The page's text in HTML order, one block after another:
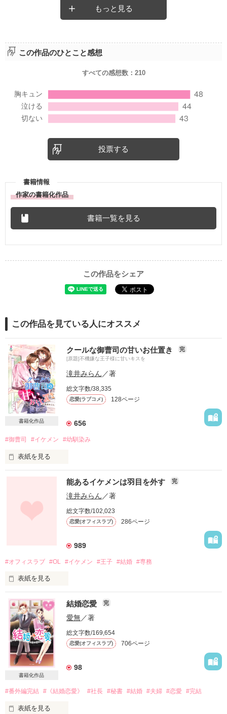
もっと見る
この作品のひとこと感想
すべての感想数： 210
投票する
書籍情報
作家の書籍化作品
書籍一覧を見る
この作品をシェア
この作品を見ている人にオススメ
書籍化作品
クールな御曹司の甘いお仕置き 完
[原題]不機嫌な王子様に甘いキスを
滝井みらん ／著
総文字数/38,335
恋愛(ラブコメ) 128ページ
656
#御曹司 #イケメン #幼馴染み
表紙を見る
皆様の応援のおかげです(^ ^)
※こちらは加筆修正前の原稿になります。
私と優君は母親同士が親友で、家が隣同士で、
兄妹のように一緒に育ってきた。
彼は私を女とは思っていない。
結城美緒(ユウキ ミオ)    二十五歳 (ＯＬ)
×
如月優(キサラギ ユウ)   二十五歳 (御曹司で美緒の幼馴染み)
【中編】
2016.8.23～9.3
☆相沢イチゴ様、阿川さま、
能あるイケメンは羽目を外す 完
滝井みらん ／著
総文字数/102,023
恋愛(オフィスラブ) 286ページ
989
#オフィスラブ #OL #イケメン #王子 #結婚 #専務
表紙を見る
結婚すれば幸せが必ず手に入ると思ってた。
そう信じていた私はなんて馬鹿だったんだろう。
今日、私は世界一幸せな花嫁になるはずだった。
婚約者が結婚式をすっぽかしたりしなければ……。
ナルサワカエデ
リゾート開発  ソレイユ   総務課  OL  26歳
×
書籍化作品
結婚恋愛 完
愛無／著
総文字数/169,654
恋愛(オフィスラブ) 706ページ
98
#番外編完結 #《結婚恋愛》 #社長 #秘書 #結婚 #夫婦 #恋愛 #完結
表紙を見る